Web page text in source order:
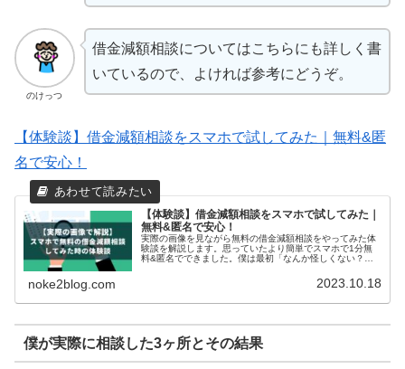
のけっつ
借金減額相談についてはこちらにも詳しく書
いているので、よければ参考にどうぞ。
【体験談】借金減額相談をスマホで試してみた｜無料&匿
名で安心！
【体験談】借金減額相談をスマホで試してみた｜
無料&匿名で安心！
実際の画像を見ながら無料の借金減額相談をやってみた体
験談を解説します。思っていたより簡単でスマホで1分無
料&匿名でできました。僕は最初「なんか怪しくない？」
金生活から抜け出すきっかけをつかみました。結論、やっ
noke2blog.com 2023.10.18
僕が実際に相談した3ヶ所とその結果